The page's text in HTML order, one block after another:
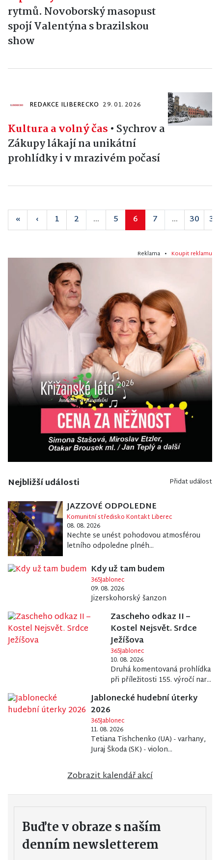
rytmů. Novoborský masopust
spojí Valentýna s brazilskou
show
REDAKCE ILIBERECKO 29. 01. 2026
Kultura a volný čas • Sychrov a
Zákupy lákají na unikátní
prohlídky i v mrazivém počasí
« ‹ 1 2 ... 5 6 7 ... 30 31
Reklama • Koupit reklamu
Nejbližší události Přidat událost
JAZZOVÉ ODPOLEDNE
Komunitní středisko Kontakt Liberec
08. 08. 2026
Nechte se unést pohodovou atmosférou
letního odpoledne plnéh...
Kdy už tam budem
365Jablonec
09. 08. 2026
Jizerskohorský šanzon
Zascheho odkaz II –
Kostel Nejsvět. Srdce
Ježíšova
365Jablonec
10. 08. 2026
Druhá komentovaná prohlídka
při příležitosti 155. výročí nar...
Jablonecké hudební úterky
2026
365Jablonec
11. 08. 2026
Tetiana Tishchenko (UA) - varhany,
Juraj Škoda (SK) - violon...
Zobrazit kalendář akcí
Buďte v obraze s naším
denním newsletterem